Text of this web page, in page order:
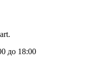
до 18:00